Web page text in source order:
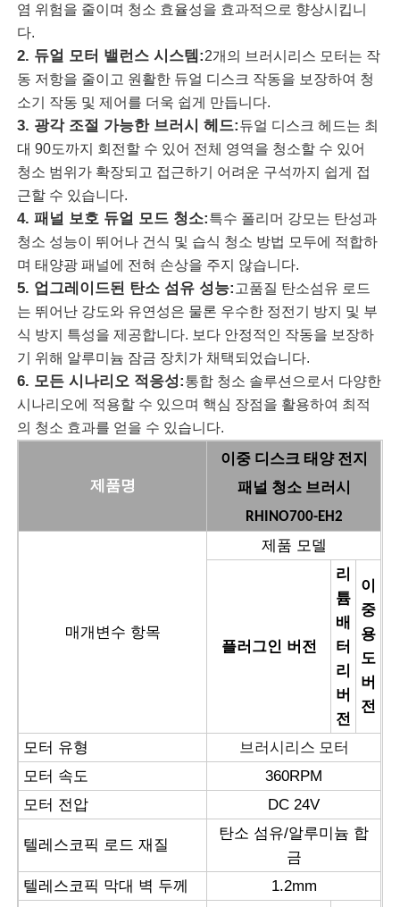
제품 소개
동영상
회사 소개
공장 투어
품질 관리
연락처
뉴스
모든 케이스
태양광 패널 청소 도구
태양 전지 패널 세척 장비
물 공급식 폴대
염 위험을 줄이며 청소 효율성을 효과적으로 향상시킵니
다.
2. 듀얼 모터 밸런스 시스템:2개의 브러시리스 모터는 작
동 저항을 줄이고 원활한 듀얼 디스크 작동을 보장하여 청
소기 작동 및 제어를 더욱 쉽게 만듭니다.
3. 광각 조절 가능한 브러시 헤드:듀얼 디스크 헤드는 최
대 90도까지 회전할 수 있어 전체 영역을 청소할 수 있어
청소 범위가 확장되고 접근하기 어려운 구석까지 쉽게 접
근할 수 있습니다.
4. 패널 보호 듀얼 모드 청소:특수 폴리머 강모는 탄성과
청소 성능이 뛰어나 건식 및 습식 청소 방법 모두에 적합하
며 태양광 패널에 전혀 손상을 주지 않습니다.
5. 업그레이드된 탄소 섬유 성능: 고품질 탄소섬유 로드
는 뛰어난 강도와 유연성은 물론 우수한 정전기 방지 및 부
식 방지 특성을 제공합니다. 보다 안정적인 작동을 보장하
기 위해 알루미늄 잠금 장치가 채택되었습니다.
6. 모든 시나리오 적응성:통합 청소 솔루션으로서 다양한
시나리오에 적용할 수 있으며 핵심 장점을 활용하여 최적
의 청소 효과를 얻을 수 있습니다.
제품명
이중 디스크 태양 전지
패널 청소 브러시
RHINO700-EH2
매개변수 항목
제품 모델
플러그인 버전
리
튬
배
터
리
버
전
이
중
용
도
버
전
모터 유형 브러시리스 모터
모터 속도
360RPM
모터 전압
DC 24V
텔레스코픽 로드 재질
탄소 섬유/알루미늄 합
금
텔레스코픽 막대 벽 두께
1.2mm